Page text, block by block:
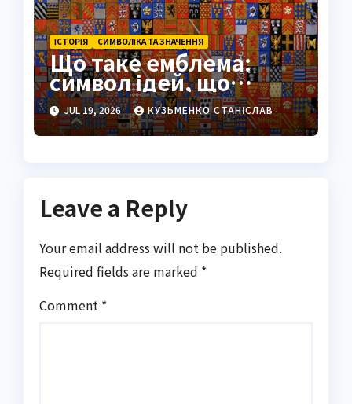
ІСТОРІЯ СИМВОЛІКА ТА ЗНАЧЕННЯ
Що таке емблема:
символ ідей, що
переживає століття
JUL 19, 2026 КУЗЬМЕНКО СТАНІСЛАВ
Leave a Reply
Your email address will not be published.
Required fields are marked *
Comment *